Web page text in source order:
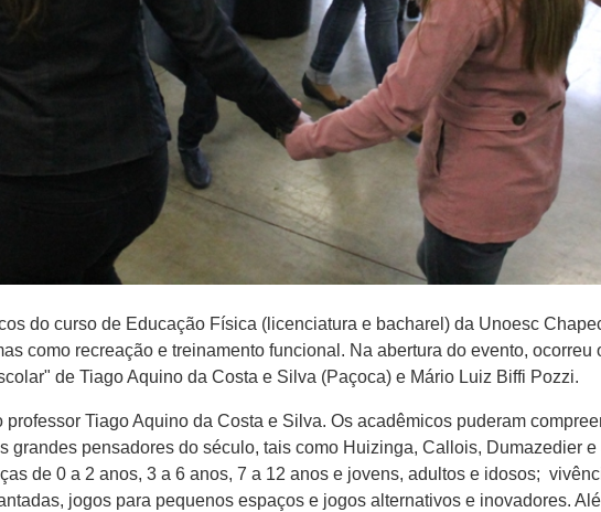
do curso de Educação Física (licenciatura e bacharel) da Unoesc
como recreação e treinamento funcional. Na abertura do evento,
de Tiago Aquino da Costa e Silva (Paçoca) e Mário Luiz Biffi Pozzi.
professor Tiago Aquino da Costa e Silva. Os acadêmicos puderam
grandes pensadores do século, tais como Huizinga, Callois, Dumazedier
de 0 a 2 anos, 3 a 6 anos, 7 a 12 anos e jovens, adultos e idosos;
jogos para pequenos espaços e jogos alternativos e inovadores.